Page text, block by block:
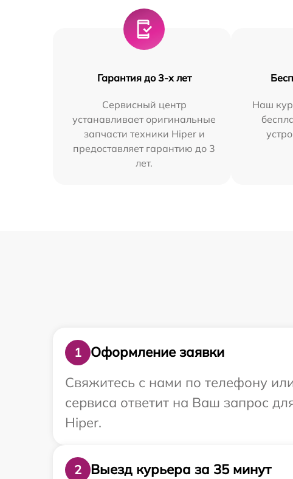
Гарантия до 3-х лет
Сервисный центр
устанавливает оригинальные
запчасти техники Hiper и
предоставляет гарантию до 3
лет.
Наш
1
Оформление заявки
Свяжитесь с нами по телефону
сервиса ответит на Ваш запрос
Hiper.
2
Выезд курьера за 35 минут